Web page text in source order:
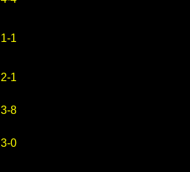
1-1
2-1
3-8
3-0